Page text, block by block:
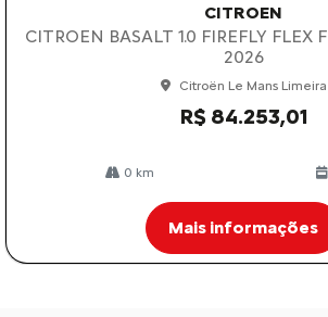
CITROEN
CITROEN BASALT 1.0 FIREFLY FLEX
2026
Citroën Le Mans Limeira
R$ 84.253,01
0 km
Mais informações